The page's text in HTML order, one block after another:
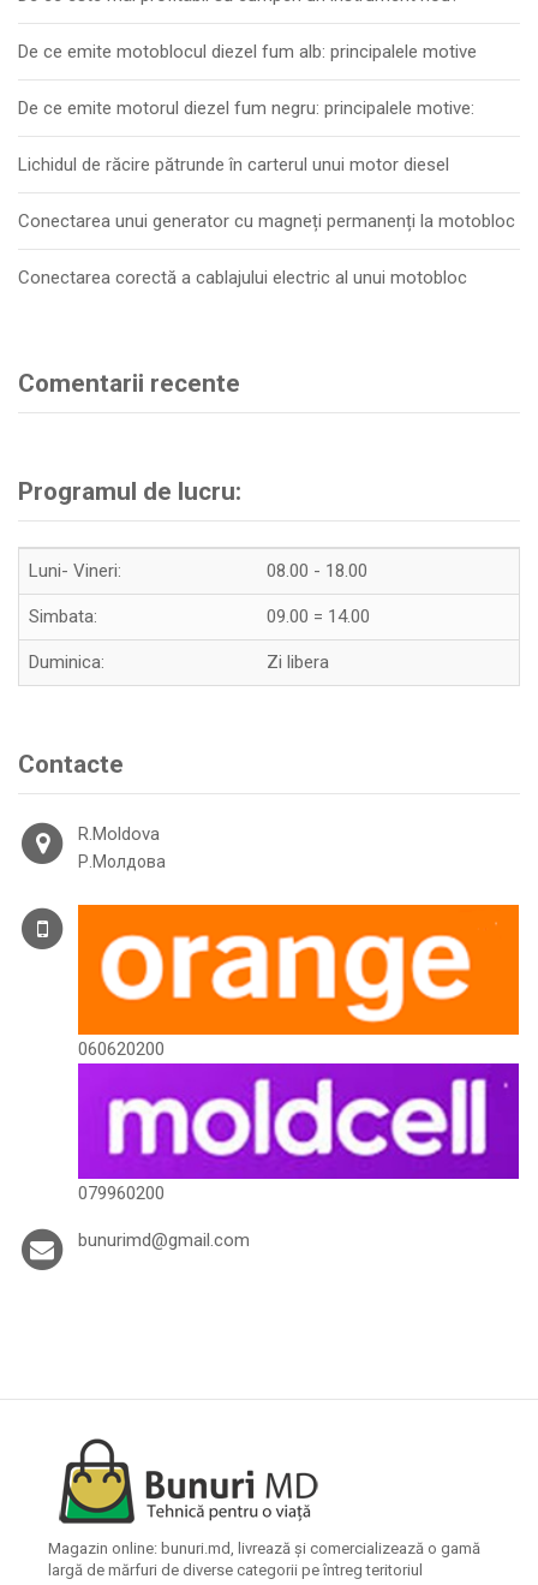
De ce emite motoblocul diezel fum alb: principalele motive
De ce emite motorul diezel fum negru: principalele motive:
Lichidul de răcire pătrunde în carterul unui motor diesel
Conectarea unui generator cu magneți permanenți la motobloc
Conectarea corectă a cablajului electric al unui motobloc
Comentarii recente
Programul de lucru:
Luni- Vineri: 08.00 - 18.00
Simbata: 09.00 = 14.00
Duminica: Zi libera
Contacte
R.Moldova
Р.Молдова
060620200
079960200
bunurimd@gmail.com
Magazin online: bunuri.md, livrează și comercializează o gamă
largă de mărfuri de diverse categorii pe întreg teritoriul